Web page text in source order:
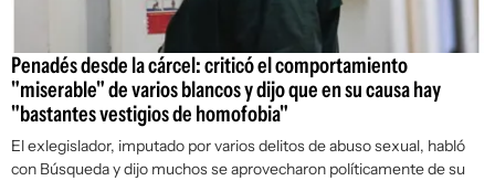
Penadés desde la cárcel: criticó el comportamiento
"miserable" de varios blancos y dijo que en su causa hay
"bastantes vestigios de homofobia"
El exlegislador, imputado por varios delitos de abuso sexual, habló
con Búsqueda y dijo muchos se aprovecharon políticamente de su